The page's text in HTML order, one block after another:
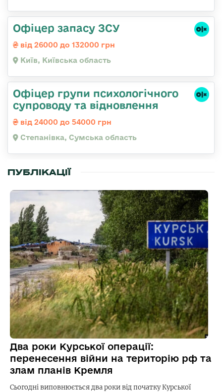
Офіцер запасу ЗСУ
від 26000 до 132000 грн
Київ, Київська область
Офіцер групи психологічного
супроводу та відновлення
від 24000 до 54000 грн
Степанівка, Сумська область
ПУБЛІКАЦІЇ
Два роки Курської операції:
перенесення війни на територію рф та
злам планів Кремля
Сьогодні виповнюється два роки від початку Курської